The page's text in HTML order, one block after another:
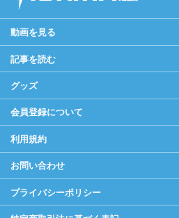
動画を見る
記事を読む
グッズ
会員登録について
利用規約
お問い合わせ
プライバシーポリシー